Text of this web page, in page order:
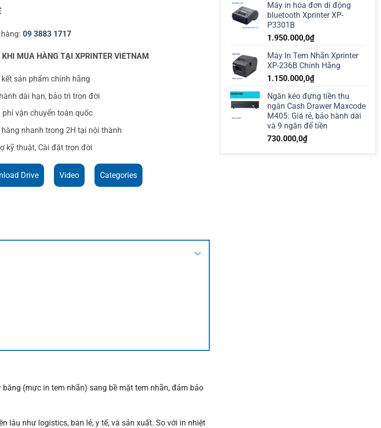
09 3883 1717
KHI MUA HÀNG TẠI XPRINTER VIETNAM
kết sản phẩm chính hãng
dài hạn, bảo trì trọn đời
phí vận chuyển toàn quốc
hàng nhanh trong 2H tại nội thành
kỹ thuật, Cài đặt trọn đời
Drive Video Categories
băng (mực in tem nhãn) sang bề mặt tem nhãn, đảm bảo
lâu như logistics, bán lẻ, y tế, và sản xuất. So với in nhiệt
Máy in hóa đơn di động
bluetooth Xprinter XP-
P3301B
1.950.000,0₫
Máy In Tem Nhãn Xprinter
XP-236B Chính Hãng
1.150.000,0₫
Ngăn kéo đựng tiền thu
ngân Cash Drawer Maxcode
M405: Giá rẻ, bảo hành dài
và 9 ngăn để tiền
730.000,0₫